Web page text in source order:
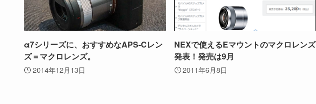
α7シリーズに、おすすめなAPS-Cレン
ズ＝マクロレンズ。
2014年12月13日
NEXで使えるEマウントのマクロレンズ
発表！発売は9月
2011年6月8日